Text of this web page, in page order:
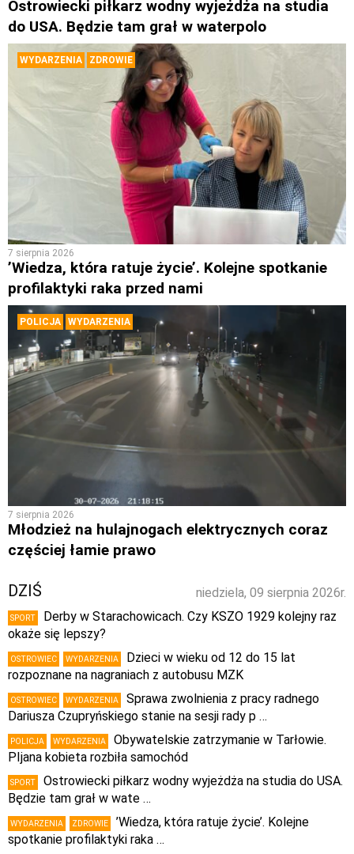
Ostrowiecki piłkarz wodny wyjeżdża na studia
do USA. Będzie tam grał w waterpolo
WYDARZENIA ZDROWIE
7 sierpnia 2026
’Wiedza, która ratuje życie’. Kolejne spotkanie
profilaktyki raka przed nami
POLICJA WYDARZENIA
7 sierpnia 2026
Młodzież na hulajnogach elektrycznych coraz
częściej łamie prawo
niedziela, 09 sierpnia 2026r.
DZIŚ
SPORT
Derby w Starachowicach. Czy KSZO 1929 kolejny raz
okaże się lepszy?
OSTROWIEC WYDARZENIA
Dzieci w wieku od 12 do 15 lat
rozpoznane na nagraniach z autobusu MZK
OSTROWIEC WYDARZENIA
Sprawa zwolnienia z pracy radnego
Dariusza Czupryńskiego stanie na sesji rady p …
POLICJA WYDARZENIA
Obywatelskie zatrzymanie w Tarłowie.
PIjana kobieta rozbiła samochód
SPORT
Ostrowiecki piłkarz wodny wyjeżdża na studia do USA.
Będzie tam grał w wate …
WYDARZENIA ZDROWIE
’Wiedza, która ratuje życie’. Kolejne
spotkanie profilaktyki raka …